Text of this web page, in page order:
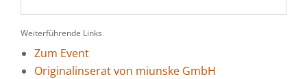
Weiterführende Links
Zum Event
Originalinserat von miunske GmbH